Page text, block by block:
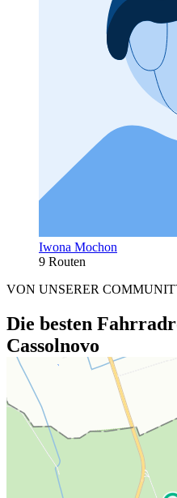
Iwona Mochon
9 Routen
VON UNSERER
Die besten
Cassolnovo